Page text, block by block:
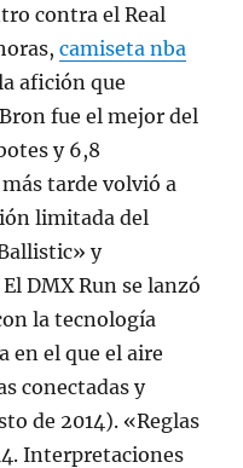
contra el Real
camiseta nba
afición que
fue el mejor del
y 6,8
tarde volvió a
limitada del
y
DMX Run se lanzó
la tecnología
en el que el aire
conectadas y
de 2014). «Reglas
Interpretaciones